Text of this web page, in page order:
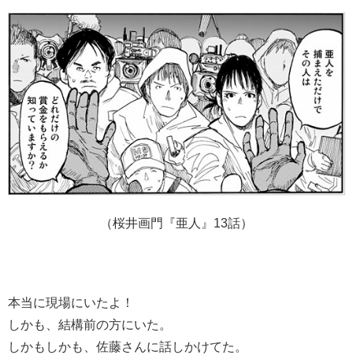
（桜井画門『亜人』13話）
本当に現場にいたよ！
しかも、結構前の方にいた。
しかもしかも、佐藤さんに話しかけてた。